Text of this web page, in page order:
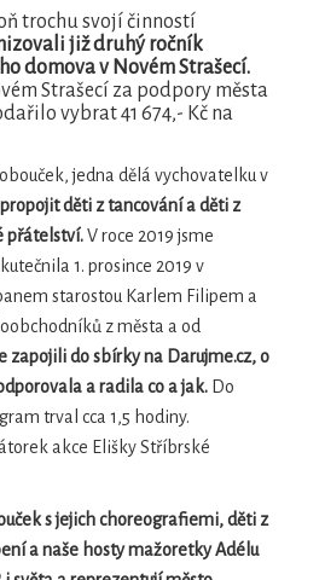
trochu svojí činností
již druhý ročník
domova v Novém Strašecí.
Strašecí za podpory města
vybrat 41 674,- Kč na
jedna dělá vychovatelku v
děti z tancování a děti z
přátelství.V roce 2019 jsme
1. prosince 2019 v
starostou Karlem Filipem a
z města a od
zapojili do sbírky na Darujme.cz, o
a radila co a jak. Do
trval cca 1,5 hodiny.
akce Elišky Stříbrské
s jejich choreografiemi, děti z
a naše hosty mažoretky Adélu